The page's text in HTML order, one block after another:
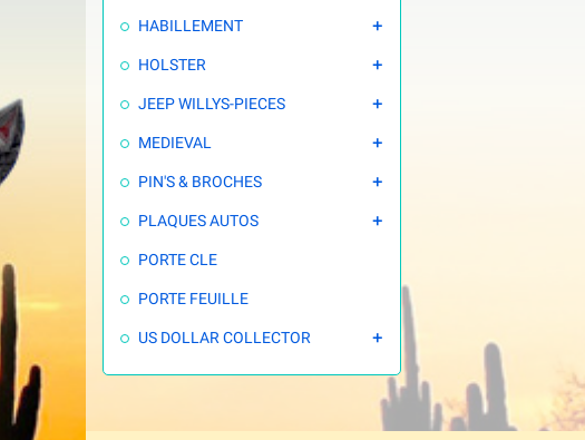
HABILLEMENT 
HOLSTER 
JEEP WILLYS-PIECES 
MEDIEVAL 
PIN'S & BROCHES 
PLAQUES AUTOS 
PORTE CLE
PORTE FEUILLE
US DOLLAR COLLECTOR 